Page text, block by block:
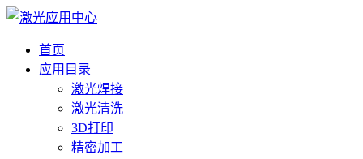
首页
应用目录
激光焊接
激光清洗
3D打印
精密加工